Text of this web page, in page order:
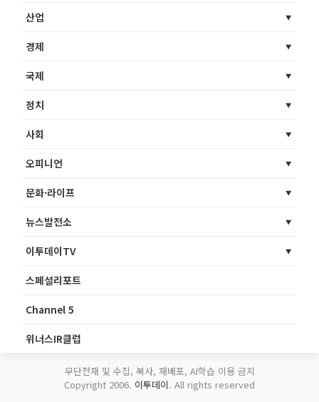
산업
경제
국제
정치
사회
오피니언
문화·라이프
뉴스발전소
이투데이TV
스페셜리포트
Channel 5
위너스IR클럽
무단전재 및 수집, 복사, 재배포, AI학습 이용 금지
Copyright 2006. 이투데이. All rights reserved